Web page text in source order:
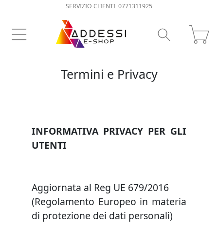
SERVIZIO CLIENTI 0771311925
Termini e Privacy
INFORMATIVA PRIVACY PER GLI
UTENTI
Aggiornata al Reg UE 679/2016
(Regolamento Europeo in materia
di protezione dei dati personali)